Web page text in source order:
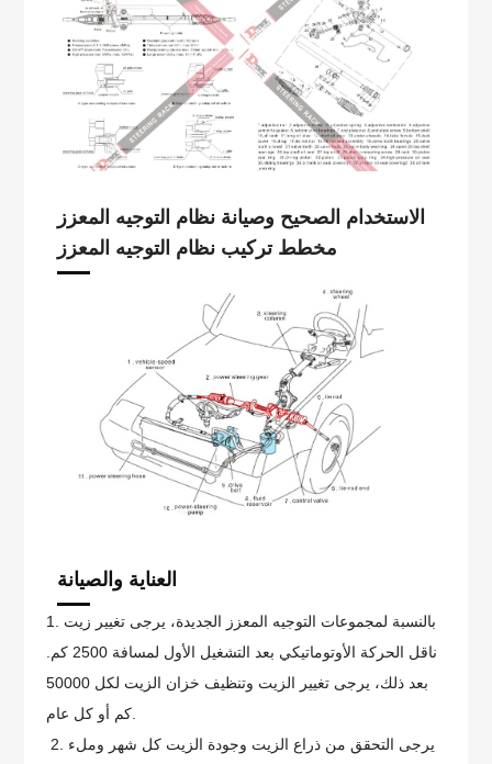
الاستخدام الصحيح وصيانة نظام التوجيه المعزز
مخطط تركيب نظام التوجيه المعزز
العناية والصيانة
1. بالنسبة لمجموعات التوجيه المعزز الجديدة، يرجى تغيير زيت
ناقل الحركة الأوتوماتيكي بعد التشغيل الأول لمسافة 2500 كم.
بعد ذلك، يرجى تغيير الزيت وتنظيف خزان الزيت لكل 50000
2. يرجى التحقق من ذراع الزيت وجودة الزيت كل شهر وملء